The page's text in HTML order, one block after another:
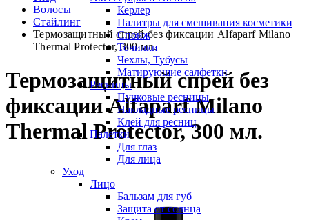
Керлер
Палитры для смешивания косметики
Спонж
Точилки
Чехлы, Тубусы
Матирующие салфетки
Ресницы
Пучковые ресницы
Накладные ресницы
Клей для ресниц
Палетки
Для глаз
Для лица
Уход
Лицо
Бальзам для губ
Защита от солнца
Волосы
Стайлинг
Термозащитный спрей без фиксации Alfaparf Milano
Thermal Protector, 300 мл.
Термозащитный спрей без
фиксации Alfaparf Milano
Thermal Protector, 300 мл.